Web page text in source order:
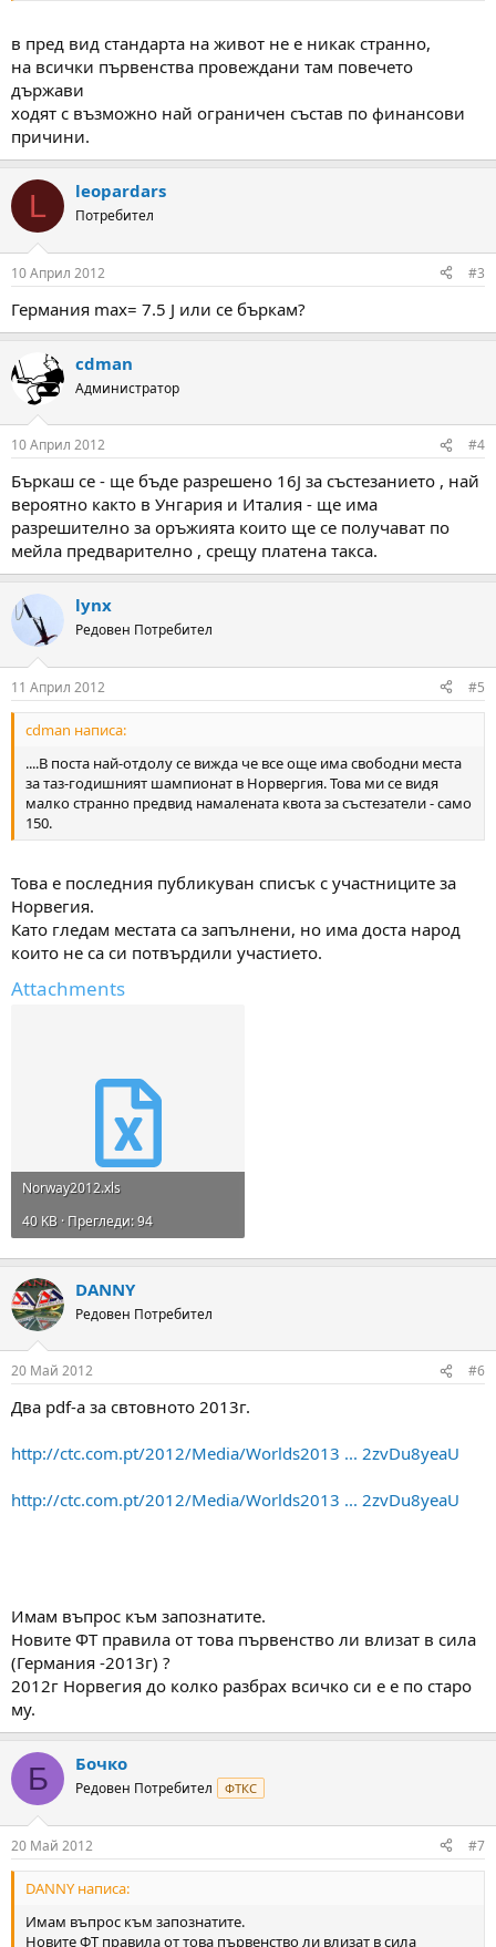
в пред вид стандарта на живот не е никак странно,
на всички първенства провеждани там повечето
държави
ходят с възможно най ограничен състав по финансови
причини.
L leopardars
Потребител
10 Април 2012 #3
Германия max= 7.5 J или се бъркам?
cdman
Администратор
10 Април 2012 #4
Бъркаш се - ще бъде разрешено 16J за състезанието , най
вероятно както в Унгария и Италия - ще има
разрешително за оръжията които ще се получават по
мейла предварително , срещу платена такса.
lynx
Редовен Потребител
11 Април 2012 #5
cdman написа:
....В поста най-отдолу се вижда че все още има свободни места
за таз-годишният шампионат в Норвергия. Това ми се видя
малко странно предвид намалената квота за състезатели - само
150.
Това е последния публикуван списък с участниците за
Норвегия.
Като гледам местата са запълнени, но има доста народ
които не са си потвърдили участието.
Attachments
Norway2012.xls
40 KB · Прегледи: 94
DANNY
Редовен Потребител
20 Май 2012 #6
Два pdf-а за свтовното 2013г.
http://ctc.com.pt/2012/Media/Worlds2013 ... 2zvDu8yeaU
http://ctc.com.pt/2012/Media/Worlds2013 ... 2zvDu8yeaU
Имам въпрос към запознатите.
Новите ФТ правила от това първенство ли влизат в сила
(Германия -2013г) ?
2012г Норвегия до колко разбрах всичко си е е по старо
му.
Б Бочко
Редовен Потребител ФТКС
20 Май 2012 #7
DANNY написа:
Имам въпрос към запознатите.
Новите ФТ правила от това първенство ли влизат в сила